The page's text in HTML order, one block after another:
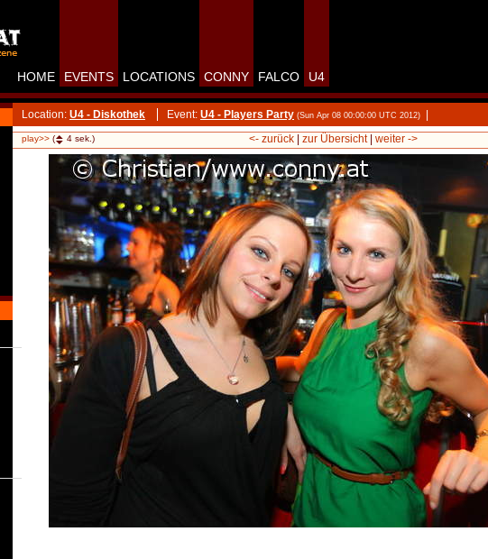
HOME EVENTS LOCATIONS CONNY FALCO U4
Location: U4 - Diskothek Event: U4 - Players Party (Sun Apr 08 00:00:00 UTC 2012)
play>> ( 4 sek.) <- zurück| zur Übersicht| weiter ->